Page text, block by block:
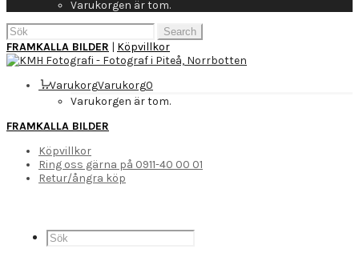
Varukorgen är tom.
Search
for:
FRAMKALLA BILDER | Köpvillkor
VarukorgVarukorg0
Varukorgen är tom.
FRAMKALLA BILDER
Köpvillkor
Ring oss gärna på 0911-40 00 01
Retur/ångra köp